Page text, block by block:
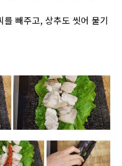
빼주고, 상추도 씻어 물기